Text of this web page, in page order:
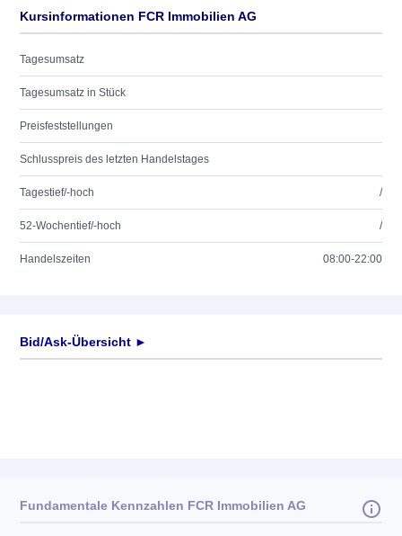
Kursinformationen FCR Immobilien AG
Tagesumsatz
Tagesumsatz in Stück
Preisfeststellungen
Schlusspreis des letzten Handelstages
Tagestief/-hoch /
52-Wochentief/-hoch /
Handelszeiten 08:00-22:00
Bid/Ask-Übersicht ►
Fundamentale Kennzahlen FCR Immobilien AG